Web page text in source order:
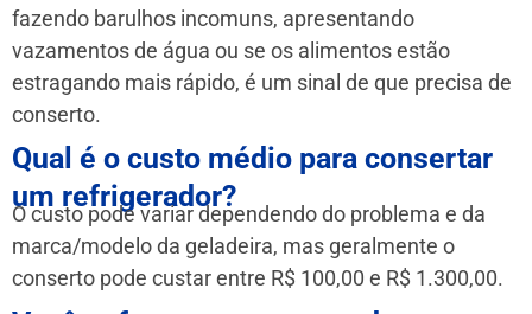
fazendo barulhos incomuns, apresentando
vazamentos de água ou se os alimentos estão
estragando mais rápido, é um sinal de que precisa de
conserto.
Qual é o custo médio para consertar
um refrigerador?
O custo pode variar dependendo do problema e da
marca/modelo da geladeira, mas geralmente o
conserto pode custar entre R$ 100,00 e R$ 1.300,00.